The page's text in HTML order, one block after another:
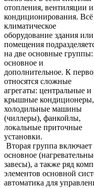
отопления, вентиляции и
кондиционирования. Всё
климатическое
оборудование здания или
помещения
на две основные группы:
основное и
дополнительное. К
относятся сложные
агрегаты: центральные и
крышные кондиционеры,
холодильные машины
(чиллеры), фанкойлы,
локальные приточные
установки.
Вторая группа
основное
завесы), а также ряд
элементов основной
автоматика для